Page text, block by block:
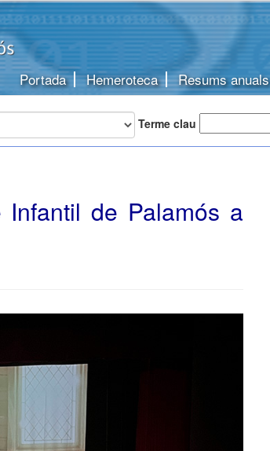
Portada Hemeroteca Resums anuals
Terme clau
de Palamós a